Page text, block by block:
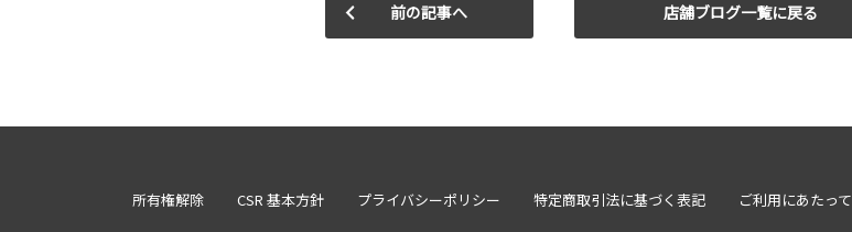
前の記事へ 店舗ブログ一覧に戻る
所有権解除 CSR 基本方針 プライバシーポリシー 特定商取引法に基づく表記 ご利用にあたって